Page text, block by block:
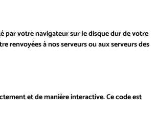
par votre navigateur sur le disque dur de votre
renvoyées à nos serveurs ou aux serveurs des
et de manière interactive. Ce code est